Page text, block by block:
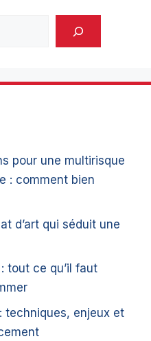
pour une multirisque
: comment bien
d’art qui séduit une
tout ce qu’il faut
techniques, enjeux et